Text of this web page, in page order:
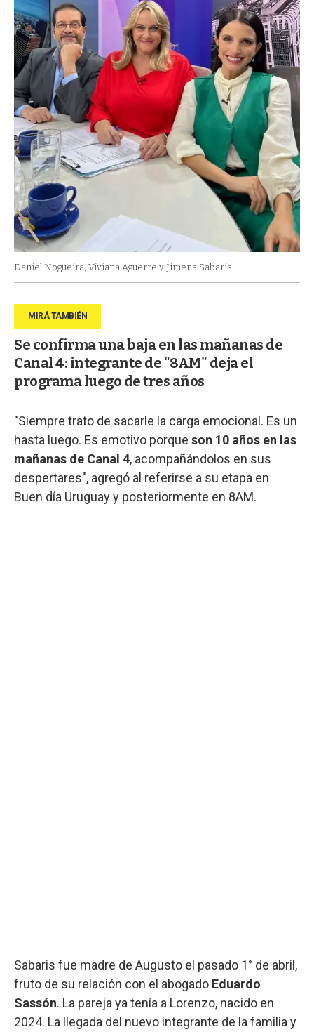
Daniel Nogueira, Viviana Aguerre y Jimena Sabaris.
Se confirma una baja en las mañanas de
Canal 4: integrante de "8AM" deja el
programa luego de tres años
"Siempre trato de sacarle la carga emocional. Es un
hasta luego. Es emotivo porque son 10 años en las
mañanas de Canal 4, acompañándolos en sus
despertares", agregó al referirse a su etapa en
Buen día Uruguay y posteriormente en 8AM.
Sabaris fue madre de Augusto el pasado 1° de abril,
fruto de su relación con el abogado Eduardo
Sassón. La pareja ya tenía a Lorenzo, nacido en
2024. La llegada del nuevo integrante de la familia y